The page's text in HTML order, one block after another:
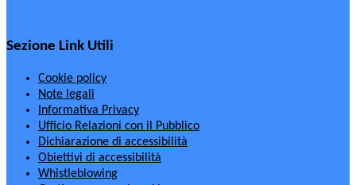
Sezione Link Utili
Cookie policy
Note legali
Informativa Privacy
Ufficio Relazioni con il Pubblico
Dichiarazione di accessibilità
Obiettivi di accessibilità
Whistleblowing